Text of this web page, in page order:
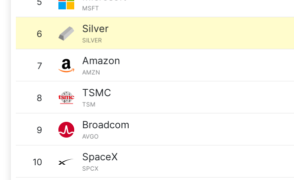
MSFT
6 Silver
SILVER
7 Amazon
AMZN
8 TSMC
TSM
9 Broadcom
AVGO
10 SpaceX
SPCX